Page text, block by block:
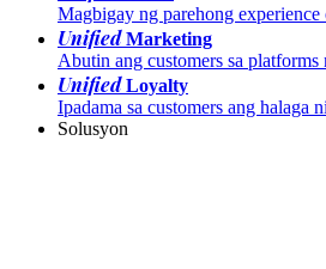
Magbigay ng parehong
UnifiedMarketing
Abutin ang customers sa platforms
UnifiedLoyalty
Ipadama sa customers ang halaga
Solusyon